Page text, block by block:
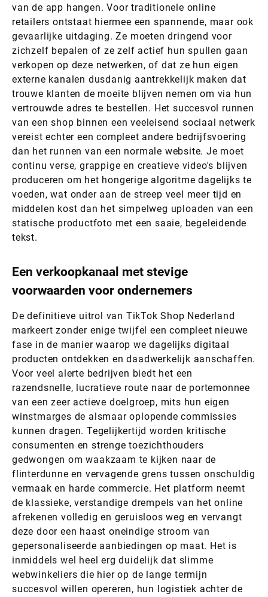
van de app hangen. Voor traditionele online
retailers ontstaat hiermee een spannende, maar ook
gevaarlijke uitdaging. Ze moeten dringend voor
zichzelf bepalen of ze zelf actief hun spullen gaan
verkopen op deze netwerken, of dat ze hun eigen
externe kanalen dusdanig aantrekkelijk maken dat
trouwe klanten de moeite blijven nemen om via hun
vertrouwde adres te bestellen. Het succesvol runnen
van een shop binnen een veeleisend sociaal netwerk
vereist echter een compleet andere bedrijfsvoering
dan het runnen van een normale website. Je moet
continu verse, grappige en creatieve video's blijven
produceren om het hongerige algoritme dagelijks te
voeden, wat onder aan de streep veel meer tijd en
middelen kost dan het simpelweg uploaden van een
statische productfoto met een saaie, begeleidende
tekst.
Een verkoopkanaal met stevige
voorwaarden voor ondernemers
De definitieve uitrol van TikTok Shop Nederland
markeert zonder enige twijfel een compleet nieuwe
fase in de manier waarop we dagelijks digitaal
producten ontdekken en daadwerkelijk aanschaffen.
Voor veel alerte bedrijven biedt het een
razendsnelle, lucratieve route naar de portemonnee
van een zeer actieve doelgroep, mits hun eigen
winstmarges de alsmaar oplopende commissies
kunnen dragen. Tegelijkertijd worden kritische
consumenten en strenge toezichthouders
gedwongen om waakzaam te kijken naar de
flinterdunne en vervagende grens tussen onschuldig
vermaak en harde commercie. Het platform neemt
de klassieke, verstandige drempels van het online
afrekenen volledig en geruisloos weg en vervangt
deze door een haast oneindige stroom van
gepersonaliseerde aanbiedingen op maat. Het is
inmiddels wel heel erg duidelijk dat slimme
webwinkeliers die hier op de lange termijn
succesvol willen opereren, hun logistiek achter de